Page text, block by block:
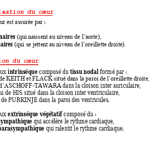
du cœur
est assurée par :
(qui naissent au niveau de l’aorte),
(qui se jettent au niveau de l’oreillette droite).
du cœur
intrinsèque composé du tissu nodal formé par :
KEITH et FLACK situé dans la paroi de l’oreillette droite,
-TAWARA dans la cloison inter auriculaire,
de HIS situé dans la cloison inter ventriculaire,
PURKINJE dans la paroi des ventricules.
extrinsèque végétatif composé du :
qui accélère le rythme cardiaque,
qui ralentit le rythme cardiaque.